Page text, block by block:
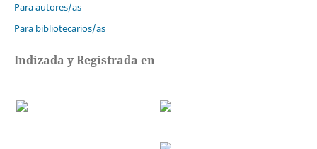
Para autores/as
Para bibliotecarios/as
Indizada y Registrada en